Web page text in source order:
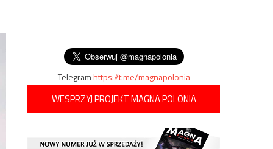
Telegramhttps://t.me/magnapolonia
WESPRZYJ PROJEKT MAGNA POLONIA